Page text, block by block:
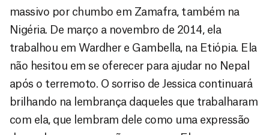
massivo por chumbo em Zamafra, também na
Nigéria. De março a novembro de 2014, ela
trabalhou em Wardher e Gambella, na Etiópia. Ela
não hesitou em se oferecer para ajudar no Nepal
após o terremoto. O sorriso de Jessica continuará
brilhando na lembrança daqueles que trabalharam
com ela, que lembram dele como uma expressão